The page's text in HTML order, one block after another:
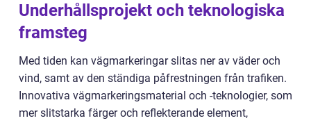
Underhållsprojekt och teknologiska
framsteg
Med tiden kan vägmarkeringar slitas ner av väder och
vind, samt av den ständiga påfrestningen från trafiken.
Innovativa vägmarkeringsmaterial och -teknologier, som
mer slitstarka färger och reflekterande element,